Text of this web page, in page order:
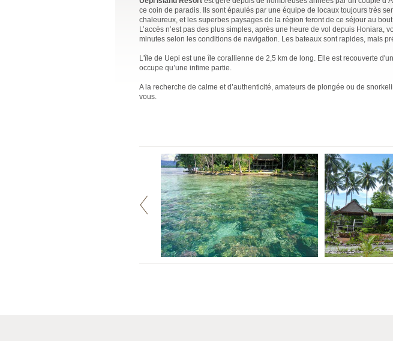
ce coin de paradis. Ils sont épaulés par une équipe de locaux toujours très
chaleureux, et les superbes paysages de la région feront de ce séjour au
L’accès n’est pas des plus simples, après une heure de vol depuis
minutes selon les conditions de navigation. Les bateaux sont rapides, mais
L'île de Uepi est une île corallienne de 2,5 km de long. Elle est recouverte
occupe qu’une infime partie.
A la recherche de calme et d’authenticité, amateurs de plongée ou de
vous.